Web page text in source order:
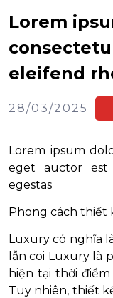
Lorem
eleifend
28/03/2025
Lorem ipsum
eget auctor
egestas
Phong cách thiết
Luxury có nghĩa
lẫn coi Luxury là
hiện tại thời
Tuy nhiên, thiết